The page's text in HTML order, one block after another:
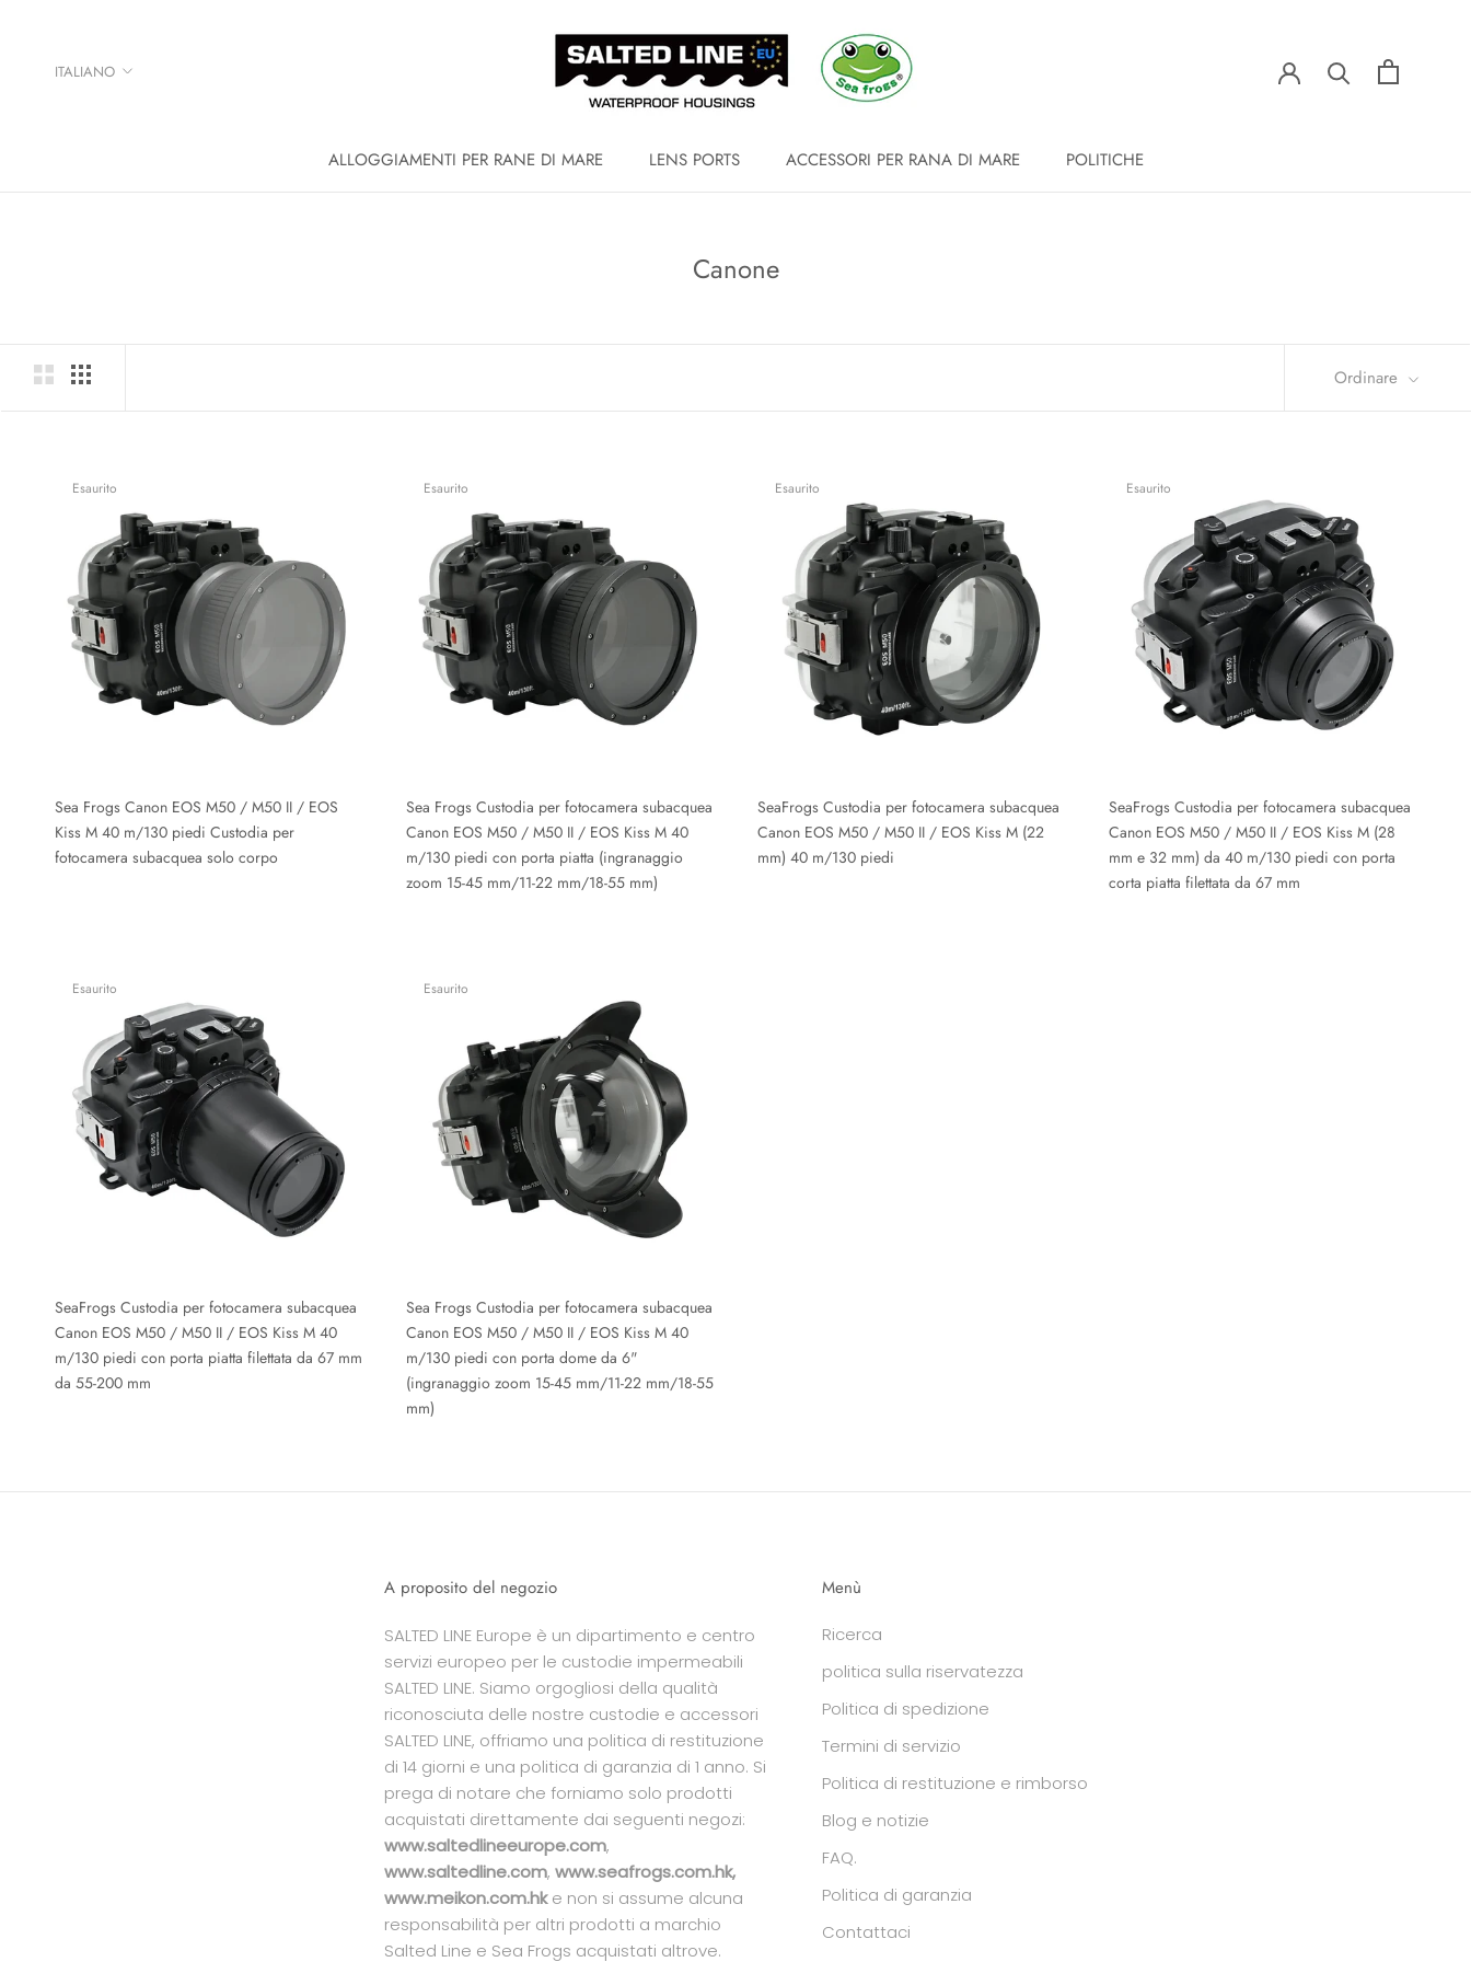
contenuto
ALLOGGIAMENTI PER RANE DI MARE LENS PORTS ACCESSORI PER RANA DI MARE POLITICHE
Lingua
ITALIANO
Canone
Ordinare
Esaurito
Sea Frogs Canon EOS M50 / M50 II / EOS
Kiss M 40 m/130 piedi Custodia per
fotocamera subacquea solo corpo
Esaurito
Sea Frogs Custodia per fotocamera subacquea
Canon EOS M50 / M50 II / EOS Kiss M 40
m/130 piedi con porta piatta (ingranaggio
zoom 15-45 mm/11-22 mm/18-55 mm)
Esaurito
SeaFrogs Custodia per fotocamera subacquea
Canon EOS M50 / M50 II / EOS Kiss M (22
mm) 40 m/130 piedi
Esaurito
SeaFrogs Custodia per fotocamera subacquea
Canon EOS M50 / M50 II / EOS Kiss M (28
mm e 32 mm) da 40 m/130 piedi con porta
corta piatta filettata da 67 mm
Esaurito
SeaFrogs Custodia per fotocamera subacquea
Canon EOS M50 / M50 II / EOS Kiss M 40
m/130 piedi con porta piatta filettata da 67 mm
da 55-200 mm
Esaurito
Sea Frogs Custodia per fotocamera subacquea
Canon EOS M50 / M50 II / EOS Kiss M 40
m/130 piedi con porta dome da 6"
(ingranaggio zoom 15-45 mm/11-22 mm/18-55
mm)
A proposito del negozio
SALTED LINE Europe è un dipartimento e centro
servizi europeo per le custodie impermeabili
SALTED LINE. Siamo orgogliosi della qualità
riconosciuta delle nostre custodie e accessori
SALTED LINE, offriamo una politica di restituzione
di 14 giorni e una politica di garanzia di 1 anno. Si
prega di notare che forniamo solo prodotti
acquistati direttamente dai seguenti negozi:
www.saltedlineeurope.com,
www.saltedline.com, www.seafrogs.com.hk,
www.meikon.com.hke non si assume alcuna
responsabilità per altri prodotti a marchio
Salted Line e Sea Frogs acquistati altrove.
Menù
Ricerca
politica sulla riservatezza
Politica di spedizione
Termini di servizio
Politica di restituzione e rimborso
Blog e notizie
FAQ.
Politica di garanzia
Contattaci